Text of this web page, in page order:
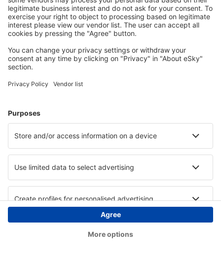
Copyright © eSky.ba. Sva prava zadržana.